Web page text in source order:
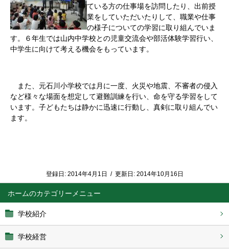
ホーム
学校紹介
学校経営
ている方の仕事場を訪問したり、出前授
業をしていただいたりして、職業や仕事
の様子についての学習に取り組んでいま
す。６年生では山内中学校との児童交流会や部活体験学習行い、
中学生に向けて考える機会をもっています。
また、元石川小学校では月に一度、火災や地震、不審者の侵入
など様々な場面を想定して避難訓練を行い、命を守る学習をして
います。子どもたちは静かに迅速に行動し、真剣に取り組んでい
ます。
登録日: 2014年4月1日 / 更新日: 2014年10月16日